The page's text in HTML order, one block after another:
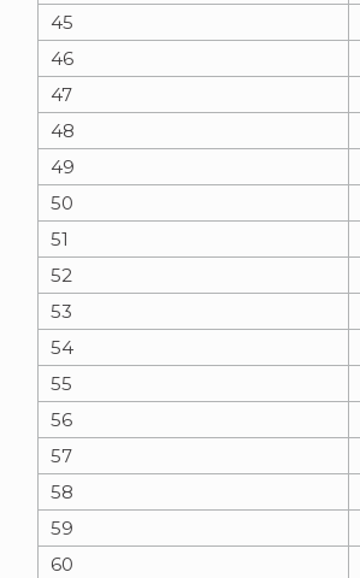
45
46
47
48
49
50
51
52
53
54
55
56
57
58
59
60